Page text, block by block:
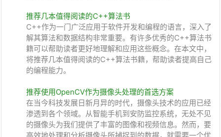
推荐几本值得阅读的C++算法书
C++作为一门广泛应用于软件开发和编程的语言，深入了
解其算法和数据结构非常重要。有许多优秀的C++算法书
籍可以帮助读者更好地理解和应用这些概念。在本文中，
将推荐几本值得阅读的C++算法书籍，帮助读者提高自己
的编程能力。
推荐使用OpenCV作为摄像头处理的首选方案
在当今科技发展日新月异的时代，摄像头技术的应用已经
渗透到各个领域。从智能手机到安防监控系统，无处不见
的摄像头为我们提供了丰富的图像和视频信息。然而，要